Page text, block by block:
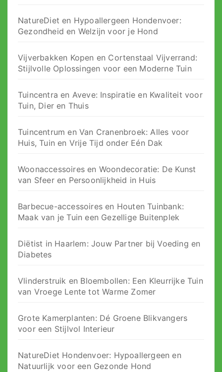
NatureDiet en Hypoallergeen Hondenvoer:
Gezondheid en Welzijn voor je Hond
Vijverbakken Kopen en Cortenstaal Vijverrand:
Stijlvolle Oplossingen voor een Moderne Tuin
Tuincentra en Aveve: Inspiratie en Kwaliteit voor
Tuin, Dier en Thuis
Tuincentrum en Van Cranenbroek: Alles voor
Huis, Tuin en Vrije Tijd onder Eén Dak
Woonaccessoires en Woondecoratie: De Kunst
van Sfeer en Persoonlijkheid in Huis
Barbecue-accessoires en Houten Tuinbank:
Maak van je Tuin een Gezellige Buitenplek
Diëtist in Haarlem: Jouw Partner bij Voeding en
Diabetes
Vlinderstruik en Bloembollen: Een Kleurrijke Tuin
van Vroege Lente tot Warme Zomer
Grote Kamerplanten: Dé Groene Blikvangers
voor een Stijlvol Interieur
NatureDiet Hondenvoer: Hypoallergeen en
Natuurlijk voor een Gezonde Hond